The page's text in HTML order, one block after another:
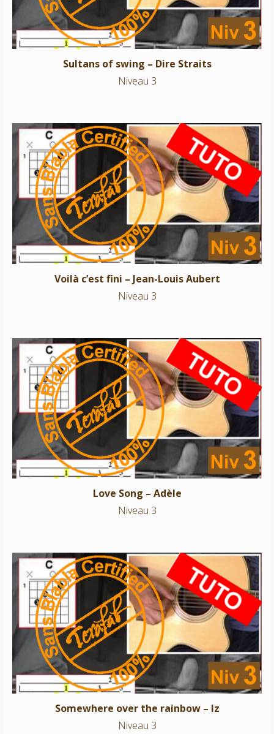
Sultans of swing – Dire Straits
Niveau 3
Voilà c’est fini – Jean-Louis Aubert
Niveau 3
Voilà c’est fini – Jean-Louis Aubert
Niveau 3
Love Song – Adèle
Niveau 3
Love Song – Adèle
Niveau 3
Somewhere over the rainbow – Iz
Niveau 3
Somewhere over the rainbow – Iz
Niveau 3